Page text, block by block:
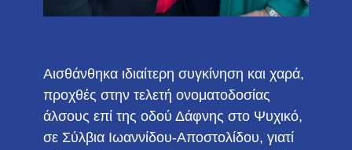
Αισθάνθηκα ιδιαίτερη συγκίνηση και χαρά,
προχθές στην τελετή ονοματοδοσίας
άλσους επί της οδού Δάφνης στο Ψυχικό,
σε Σύλβια Ιωαννίδου-Αποστολίδου, γιατί